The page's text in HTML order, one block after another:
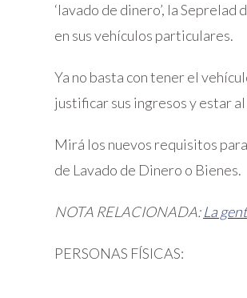
‘lavado de dinero’, la
en sus vehículos particulares.
Ya no basta con tener el
justificar sus ingresos y estar
Mirá los nuevos requisitos
de Lavado de Dinero o Bienes.
NOTA RELACIONADA:La
PERSONAS FÍSICAS: